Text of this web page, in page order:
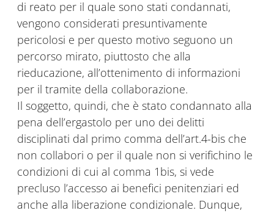
di reato per il quale sono stati condannati,
vengono considerati presuntivamente
pericolosi e per questo motivo seguono un
percorso mirato, piuttosto che alla
rieducazione, all’ottenimento di informazioni
per il tramite della collaborazione.
Il soggetto, quindi, che è stato condannato alla
pena dell’ergastolo per uno dei delitti
disciplinati dal primo comma dell’art.4-bis che
non collabori o per il quale non si verifichino le
condizioni di cui al comma 1bis, si vede
precluso l’accesso ai benefici penitenziari ed
anche alla liberazione condizionale. Dunque,